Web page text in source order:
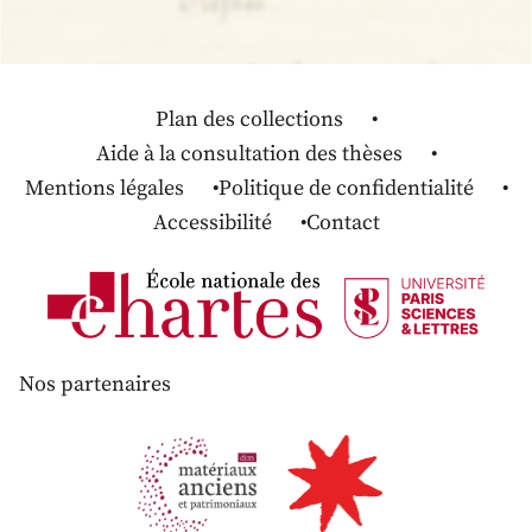
Plan des collections
Aide à la consultation des thèses
Mentions légales
Politique de confidentialité
Accessibilité
Contact
Nos partenaires